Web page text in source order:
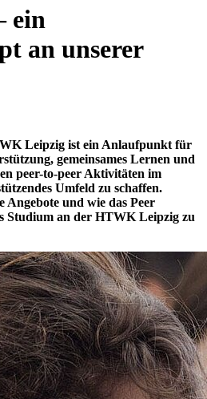
ein
an unserer
Leipzig ist ein Anlaufpunkt für
gemeinsames Lernen und
peer-to-peer Aktivitäten im
Umfeld zu schaffen.
und wie das Peer
Studium an der HTWK Leipzig zu